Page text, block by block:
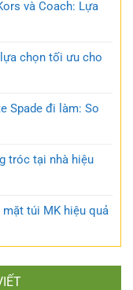
và Coach: Lựa
chọn tối ưu cho
Spade đi làm: So
tróc tại nhà hiệu
túi MK hiệu quả